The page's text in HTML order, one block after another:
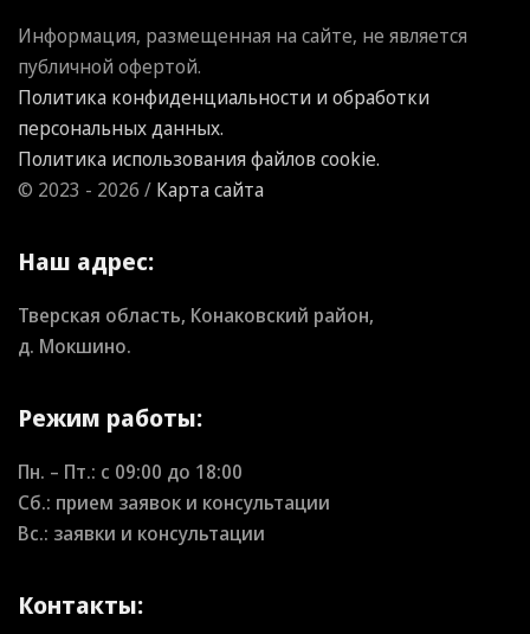
Информация, размещенная на сайте, не является
публичной офертой.
Политика конфиденциальности и обработки
персональных данных.
Политика использования файлов cookie.
© 2023 - 2026 / Карта сайта
Наш адрес:
Тверская область, Конаковский район,
д. Мокшино.
Режим работы:
Пн. – Пт.: с 09:00 до 18:00
Сб.: прием заявок и консультации
Вс.: заявки и консультации
Контакты: